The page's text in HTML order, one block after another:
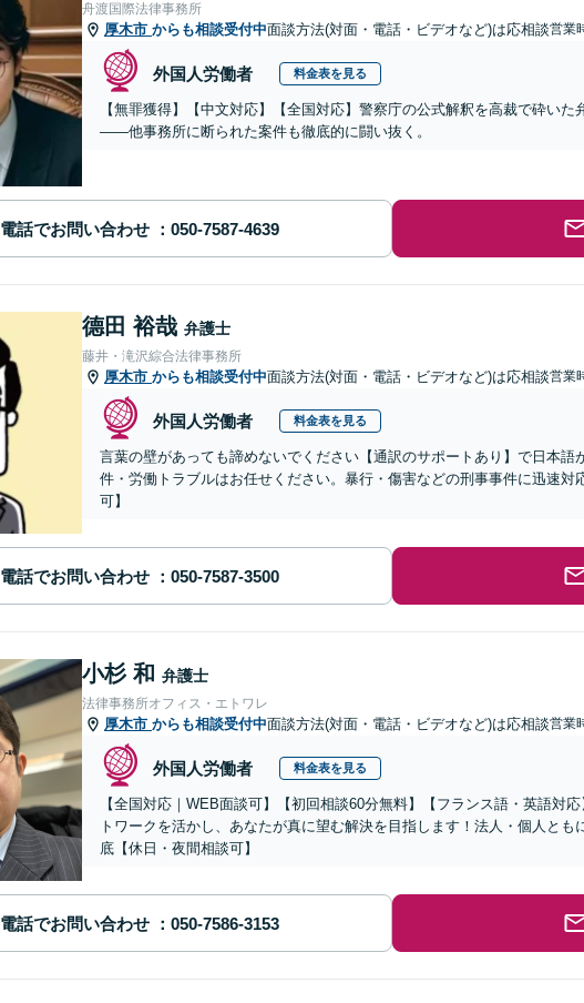
舟渡国際法律事務所
厚木市 からも相談受付中面談方法(対面・電話・ビデオなど)は応相談営業
外国人労働者 料金表を見る
【無罪獲得】【中文対応】【全国対応】警察庁の公式解釈を高裁で砕い
——他事務所に断られた案件も徹底的に闘い抜く。
電話でお問い合わせ
德田 裕哉 弁護士
藤井・滝沢綜合法律事務所
厚木市 からも相談受付中面談方法(対面・電話・ビデオなど)は応相談営業
外国人労働者 料金表を見る
言葉の壁があっても諦めないでください【通訳のサポートあり】で日本
件・労働トラブルはお任せください。暴行・傷害などの刑事事件に迅速対
可】
電話でお問い合わせ
小杉 和 弁護士
法律事務所オフィス・エトワレ
厚木市 からも相談受付中面談方法(対面・電話・ビデオなど)は応相談営業
外国人労働者 料金表を見る
【全国対応｜WEB面談可】【初回相談60分無料】【フランス語・英語対
トワークを活かし、あなたが真に望む解決を目指します！法人・個人と
底【休日・夜間相談可】
電話でお問い合わせ